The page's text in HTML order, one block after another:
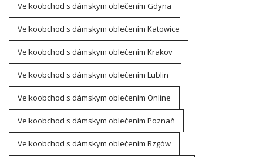
Veľkoobchod s dámskym oblečením Gdyna
Veľkoobchod s dámskym oblečením Katowice
Veľkoobchod s dámskym oblečením Krakov
Veľkoobchod s dámskym oblečením Lublin
Veľkoobchod s dámskym oblečením Online
Veľkoobchod s dámskym oblečením Poznaň
Veľkoobchod s dámskym oblečením Rzgów